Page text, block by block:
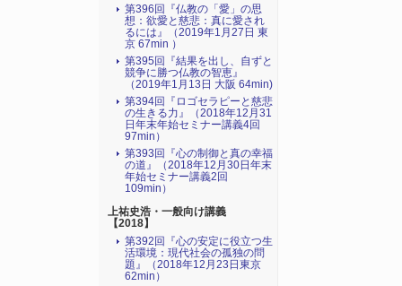
第396回『仏教の「愛」の思
想：欲愛と慈悲：真に愛され
るには』（2019年1月27日 東
京 67min ）
第395回『結果を出し、自ずと
競争に勝つ仏教の智恵』
（2019年1月13日 大阪 64min)
第394回『ロゴセラピーと慈悲
の生きる力』（2018年12月31
日年末年始セミナー講義4回
97min）
第393回『心の制御と真の幸福
の道』（2018年12月30日年末
年始セミナー講義2回
109min）
上祐史浩・一般向け講義
【2018】
第392回『心の安定に役立つ生
活環境：現代社会の孤独の問
題』（2018年12月23日東京
62min）